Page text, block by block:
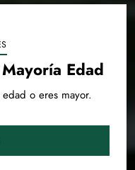
Edad
o eres mayor.